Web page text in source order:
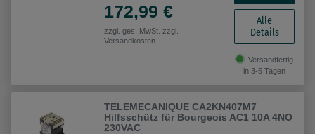
172,99 €
zzgl. ges. MwSt. zzgl.
Versandkosten
Alle
Details
Versandfertig
in 3-5 Tagen
TELEMECANIQUE CA2KN407M7
Hilfsschütz für Bourgeois AC1 10A 4NO
230VAC